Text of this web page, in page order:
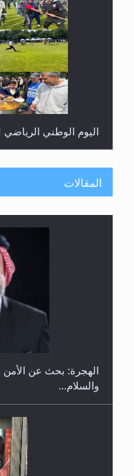
اليوم الوطني
إتمام حفظ القرآن
حفل توزيع الشهادات في
المقالات
الهجرة: بحث عن الأمن